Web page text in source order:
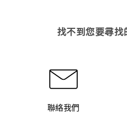
找不到您要尋找
聯絡我們